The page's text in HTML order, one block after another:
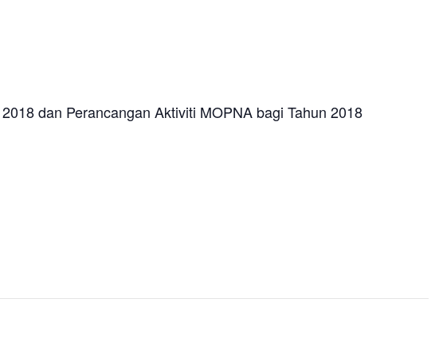
dan Perancangan Aktiviti MOPNA bagi Tahun 2018